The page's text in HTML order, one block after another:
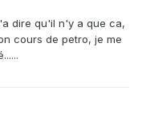
dire qu'il n'y a que ca,
cours de petro, je me